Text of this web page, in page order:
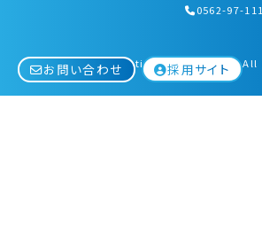
お問い合わせ 採用サイト
0562-97-
© Sasatoku Printing Corporation. All